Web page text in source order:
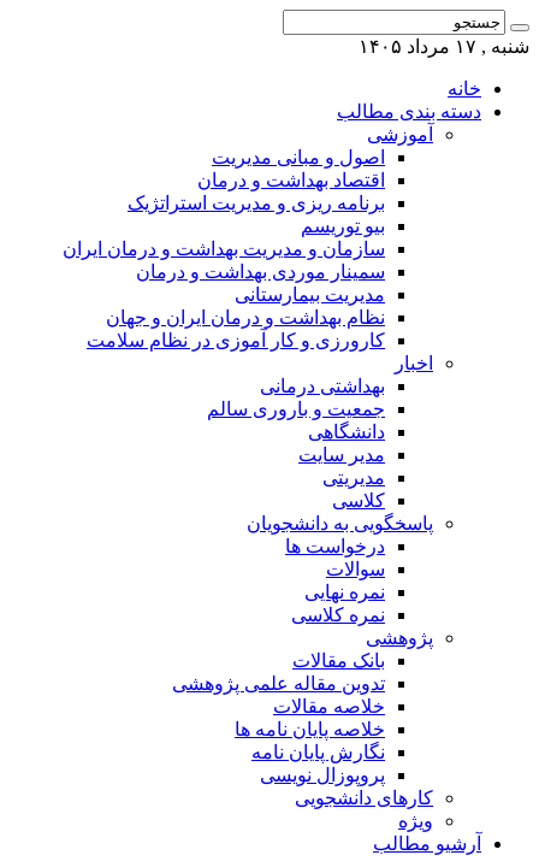
شنبه , ۱۷ مرداد ۱۴۰۵
خانه
دسته بندی مطالب
آموزشی
اصول و مبانی مدیریت
اقتصاد بهداشت و درمان
برنامه ریزی و مدیریت استراتژیک
بیو توریسم
سازمان و مدیریت بهداشت و درمان ایران
سمینار موردی بهداشت و درمان
مدیریت بیمارستانی
نظام بهداشت و درمان ایران و جهان
کارورزی و کار آموزی در نظام سلامت
اخبار
بهداشتی درمانی
جمعیت و باروری سالم
دانشگاهی
مدیر سایت
مدیریتی
کلاسی
پاسخگویی به دانشجویان
درخواست ها
سوالات
نمره نهایی
نمره کلاسی
پژوهشی
بانک مقالات
تدوین مقاله علمی پژوهشی
خلاصه مقالات
خلاصه پایان نامه ها
نگارش پایان نامه
پروپوزال نویسی
کارهای دانشجویی
ویژه
آرشیو مطالب